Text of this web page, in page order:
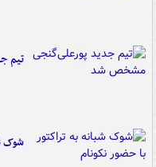
تیم
شوک